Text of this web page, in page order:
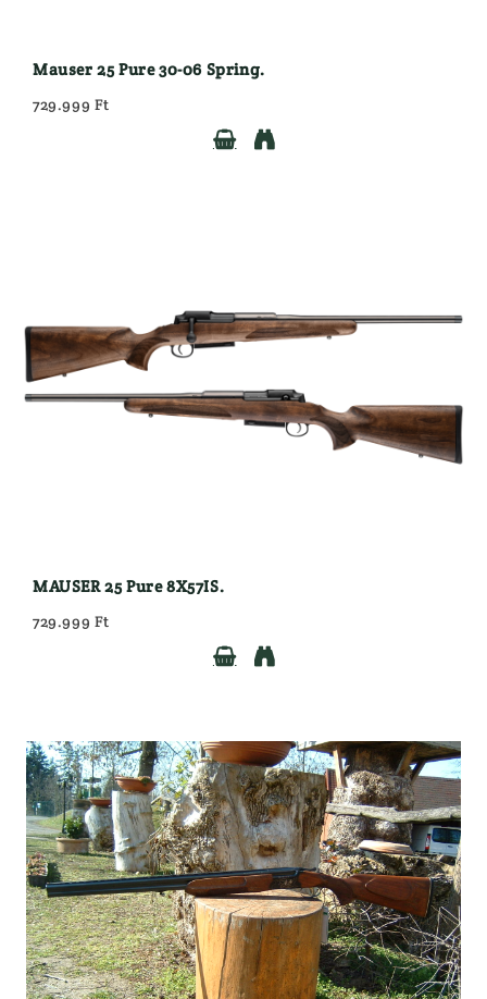
Mauser 25 Pure 30-06 Spring.
729.999 Ft


MAUSER 25 Pure 8X57IS.
729.999 Ft

